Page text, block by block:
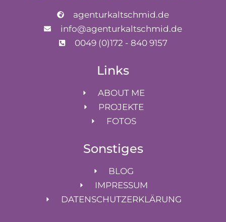
agenturkaltschmid.de
info@agenturkaltschmid.de
0049 (0)172 - 840 9157
Links
ABOUT ME
PROJEKTE
FOTOS
Sonstiges
BLOG
IMPRESSUM
DATENSCHUTZERKLÄRUNG